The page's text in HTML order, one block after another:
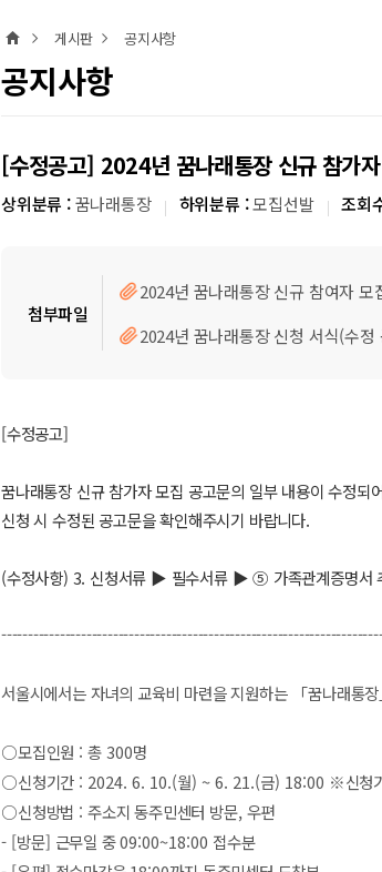
홈 게시판 공지사항
공지사항
[수정공고] 2024년 꿈나래통장 신규 참가
상위분류 :꿈나래통장 하위분류 :모집선발 조회
첨부파일
2024년 꿈나래통장 신규 참여자
2024년 꿈나래통장 신청 서식(수
[수정공고]
꿈나래통장 신규 참가자 모집 공고문의 일부 내용이 수정되
신청 시 수정된 공고문을 확인해주시기 바랍니다.
(수정사항) 3. 신청서류 ▶ 필수서류 ▶ ⑤ 가족관계증명서
서울시에서는 자녀의 교육비 마련을 지원하는 「꿈나래통장
○모집인원 : 총300명
○신청기간 : 2024. 6. 10.(월) ~ 6. 21.(금) 18:00 ※신청
○신청방법 : 주소지 동주민센터 방문, 우편
- [방문] 근무일 중09:00~18:00 접수분